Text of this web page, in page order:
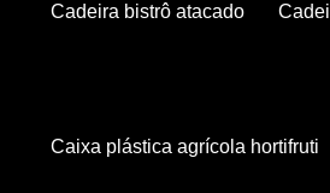
cadeira bistrô atacado
caixa plástica agrícola hortifruti